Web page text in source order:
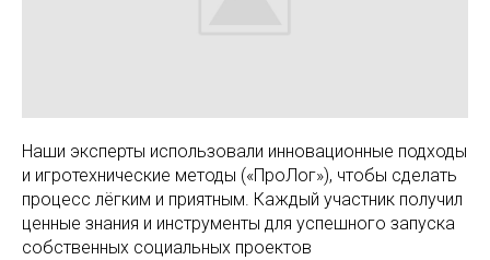
Наши эксперты использовали инновационные подходы
и игротехнические методы («ПроЛог»), чтобы сделать
процесс лёгким и приятным. Каждый участник получил
ценные знания и инструменты для успешного запуска
собственных социальных проектов